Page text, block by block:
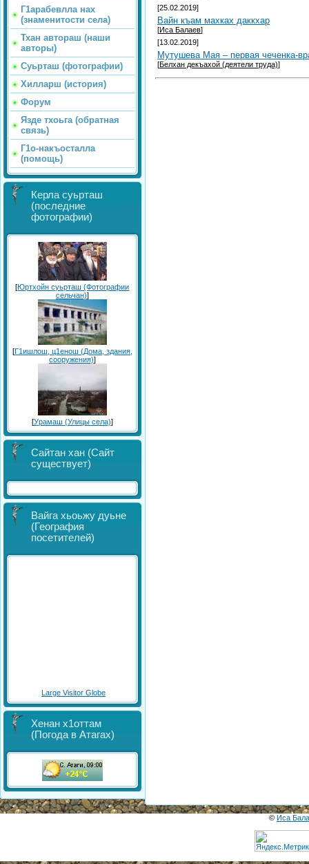
Г1арабевлла нах
(знаменитости села)
Тхан автораш (наши
авторы)
Суьрташ (фотографии)
Хилларш (история)
Форум
Язде тхоьга (обратная
связь)
Г1о-накъосталла
(помощь)
Керла суьрташ
(последние
фотографии)
[Юртхойн суьрташ (Фотографии
сельчан)]
[Г1ишлош, ц1енош (Дома, здания,
сооружения)]
[Урамаш (Улицы села)]
Сайтан хан (Сайт
существует)
Вайга хьоьжу дуьне
(География
посетителей)
Large Visitor Globe
Хенан х1оттам
(Погода в Атагах)
[25.02.2019]
Вайн къам махках даккхар
[Иса Балаев]
[13.02.2019]
Мутушева Мая – первая чеченка-
[Белхан декъахой (деятели труда)]
© Иса